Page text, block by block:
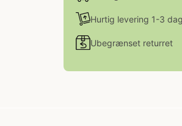
Hurtig levering 1-3
Ubegrænset returret